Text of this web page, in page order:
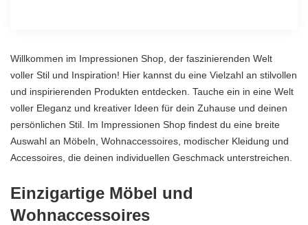
Willkommen im Impressionen Shop, der faszinierenden Welt
voller Stil und Inspiration! Hier kannst du eine Vielzahl an stilvollen
und inspirierenden Produkten entdecken. Tauche ein in eine Welt
voller Eleganz und kreativer Ideen für dein Zuhause und deinen
persönlichen Stil. Im Impressionen Shop findest du eine breite
Auswahl an Möbeln, Wohnaccessoires, modischer Kleidung und
Accessoires, die deinen individuellen Geschmack unterstreichen.
Einzigartige Möbel und
Wohnaccessoires